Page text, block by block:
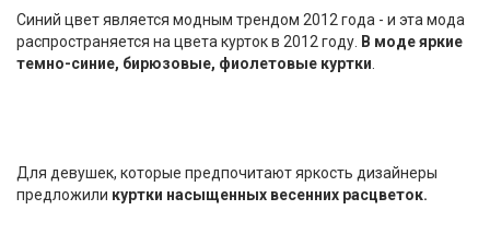
Синий цвет является модным трендом 2012 года - и эта мода
распространяется на цвета курток в 2012 году. В моде яркие
темно-синие, бирюзовые, фиолетовые куртки
Для девушек, которые предпочитают яркость дизайнеры
предложили куртки насыщенных весенних расцветок.